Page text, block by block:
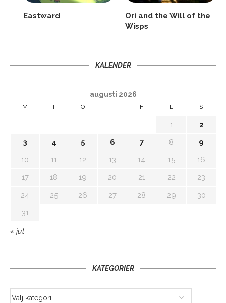
Eastward
Ori and the Will of the
Wisps
KALENDER
augusti 2026
M T O T F L S
1
2
3
4 5 6 7 8
9
10
11 12 13 14 15
16
17
18 19 20 21 22
23
24
25 26 27 28 29
30
31
« jul
KATEGORIER